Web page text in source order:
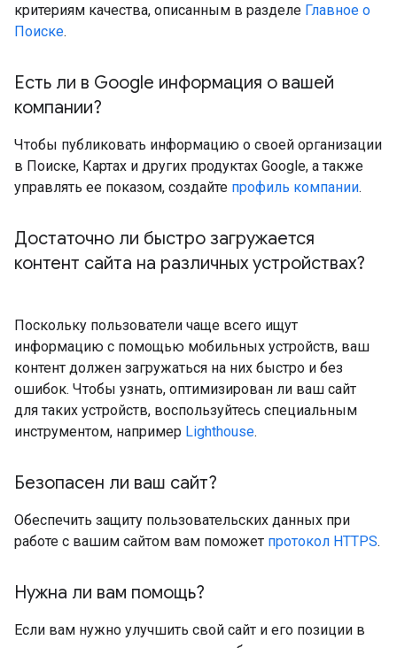
критериям качества, описанным в разделе Главное о
Поиске.
Есть ли в Google информация о вашей
компании?
Чтобы публиковать информацию о своей организации
в Поиске, Картах и других продуктах Google, а также
управлять ее показом, создайте профиль компании.
Достаточно ли быстро загружается
контент сайта на различных устройствах?
Поскольку пользователи чаще всего ищут
информацию с помощью мобильных устройств, ваш
контент должен загружаться на них быстро и без
ошибок. Чтобы узнать, оптимизирован ли ваш сайт
для таких устройств, воспользуйтесь специальным
инструментом, например Lighthouse.
Безопасен ли ваш сайт?
Обеспечить защиту пользовательских данных при
работе с вашим сайтом вам поможет протокол HTTPS.
Нужна ли вам помощь?
Если вам нужно улучшить свой сайт и его позиции в